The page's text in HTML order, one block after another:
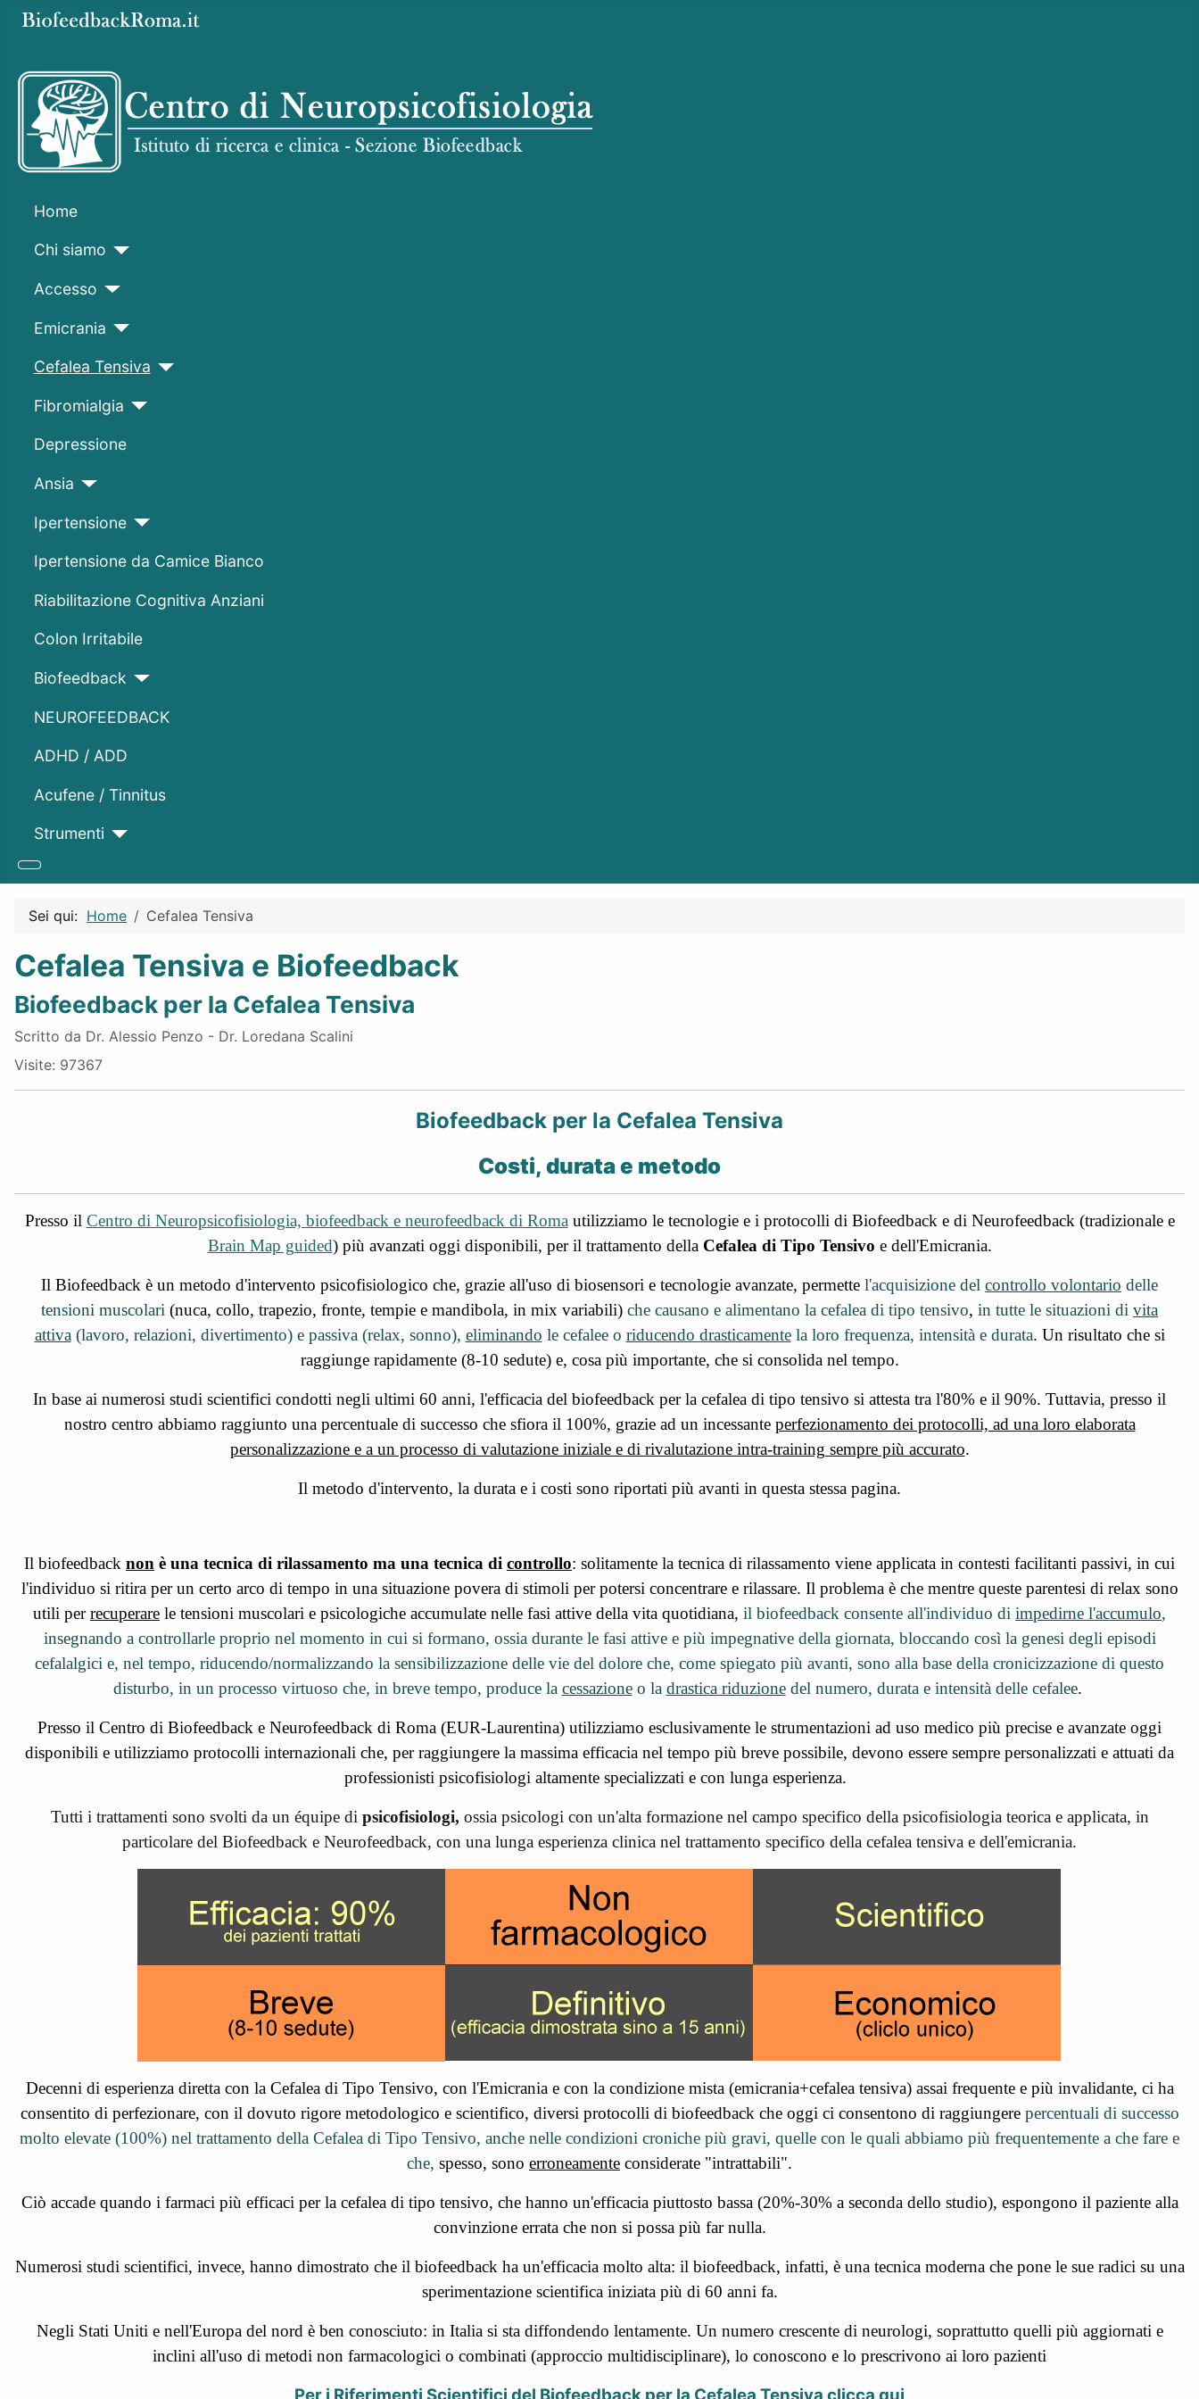
Home
Chi siamo
Accesso
Emicrania
Cefalea Tensiva
Fibromialgia
Depressione
Ansia
Ipertensione
Ipertensione da Camice Bianco
Riabilitazione Cognitiva Anziani
Colon Irritabile
Biofeedback
NEUROFEEDBACK
ADHD / ADD
Acufene / Tinnitus
Strumenti
Sei qui: Home Cefalea Tensiva
Cefalea Tensiva e Biofeedback
Biofeedback per la Cefalea Tensiva
Dettagli
Scritto da Dr. Alessio Penzo - Dr. Loredana Scalini
Visite: 97367
Biofeedback per la Cefalea Tensiva
Costi, durata e metodo
Presso il Centro di Neuropsicofisiologia, biofeedback e neurofeedback di Roma utilizziamo le tecnologie e i protocolli di Biofeedback e di Neurofeedback (tradizionale e
Brain Map guided) più avanzati oggi disponibili, per il trattamento della Cefalea di Tipo Tensivo e dell'Emicrania.
Il Biofeedback è un metodo d'intervento psicofisiologico che, grazie all'uso di biosensori e tecnologie avanzate, permette l'acquisizione del controllo volontario delle
tensioni muscolari (nuca, collo, trapezio, fronte, tempie e mandibola, in mix variabili) che causano e alimentano la cefalea di tipo tensivo, in tutte le situazioni di vita
attiva (lavoro, relazioni, divertimento) e passiva (relax, sonno), eliminando le cefalee o riducendo drasticamente la loro frequenza, intensità e durata. Un risultato che si
raggiunge rapidamente (8-10 sedute) e, cosa più importante, che si consolida nel tempo.
In base ai numerosi studi scientifici condotti negli ultimi 60 anni, l'efficacia del biofeedback per la cefalea di tipo tensivo si attesta tra l'80% e il 90%. Tuttavia, presso il
nostro centro abbiamo raggiunto una percentuale di successo che sfiora il 100%, grazie ad un incessante perfezionamento dei protocolli, ad una loro elaborata
personalizzazione e a un processo di valutazione iniziale e di rivalutazione intra-training sempre più accurato.
Il metodo d'intervento, la durata e i costi sono riportati più avanti in questa stessa pagina.
Il biofeedback non è una tecnica di rilassamento ma una tecnica di controllo: solitamente la tecnica di rilassamento viene applicata in contesti facilitanti passivi, in cui
l'individuo si ritira per un certo arco di tempo in una situazione povera di stimoli per potersi concentrare e rilassare. Il problema è che mentre queste parentesi di relax sono
utili perrecuperare le tensioni muscolari e psicologiche accumulate nelle fasi attive della vita quotidiana, il biofeedback consente all'individuo di impedirne l'accumulo,
insegnando a controllarle proprio nel momento in cui si formano, ossia durante le fasi attive e più impegnative della giornata, bloccando così la genesi degli episodi
cefalalgici e, nel tempo, riducendo/normalizzando la sensibilizzazione delle vie del dolore che, come spiegato più avanti, sono alla base della cronicizzazione di questo
disturbo, in un processo virtuoso che, in breve tempo, produce la cessazioneo la drastica riduzionedel numero, durata e intensità delle cefalee.
Presso il Centro di Biofeedback e Neurofeedback di Roma (EUR-Laurentina) utilizziamo esclusivamente le strumentazioni ad uso medico più precise e avanzate oggi
disponibili e utilizziamo protocolli internazionali che, per raggiungere la massima efficacia nel tempo più breve possibile, devono essere sempre personalizzati e attuati da
professionisti psicofisiologi altamente specializzati e con lunga esperienza.
Tutti i trattamenti sono svolti da un équipe di psicofisiologi, ossia psicologi con un'alta formazione nel campo specifico della psicofisiologia teorica e applicata, in
particolare del Biofeedback e Neurofeedback, con una lunga esperienza clinica nel trattamento specifico della cefalea tensiva e dell'emicrania.
Decenni di esperienza diretta con la Cefalea di Tipo Tensivo, con l'Emicrania e con la condizione mista (emicrania+cefalea tensiva) assai frequente e più invalidante, ci ha
consentito di perfezionare, con il dovuto rigore metodologico e scientifico, diversi protocolli di biofeedback che oggi ci consentono di raggiungerepercentuali di successo
molto elevate (100%) nel trattamento della Cefalea di Tipo Tensivo, anche nelle condizioni croniche più gravi, quelle con le quali abbiamo più frequentemente a che fare e
che, spesso, sono erroneamente considerate "intrattabili".
Ciò accade quando i farmaci più efficaci per la cefalea di tipo tensivo, che hanno un'efficacia piuttosto bassa (20%-30% a seconda dello studio), espongono il paziente alla
convinzione errata che non si possa più far nulla.
Numerosi studi scientifici, invece, hanno dimostrato che il biofeedback ha un'efficacia molto alta: il biofeedback, infatti, è una tecnica moderna che pone le sue radici su una
sperimentazione scientifica iniziata più di 60 anni fa.
Negli Stati Uniti e nell'Europa del nord è ben conosciuto: in Italia si sta diffondendo lentamente. Un numero crescente di neurologi, soprattutto quelli più aggiornati e
inclini all'uso di metodi non farmacologici o combinati (approccio multidisciplinare), lo conoscono e lo prescrivono ai loro pazienti